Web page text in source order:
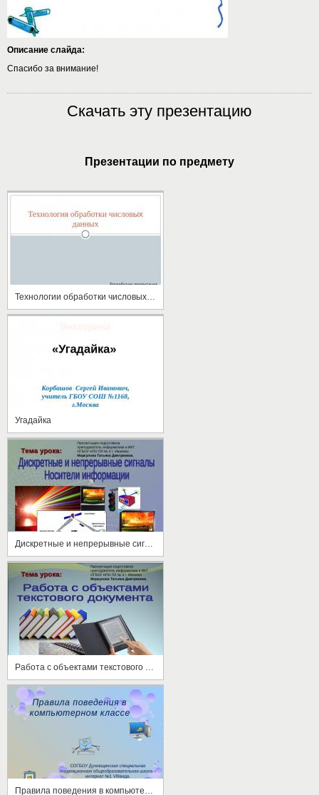
Описание слайда:
Спасибо за внимание!
Скачать эту презентацию
Презентации по предмету
Угадайка